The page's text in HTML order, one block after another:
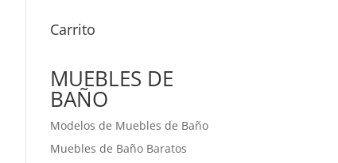
Carrito
MUEBLES DE
BAÑO
Modelos de Muebles de Baño
Muebles de Baño Baratos